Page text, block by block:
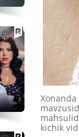
kichik